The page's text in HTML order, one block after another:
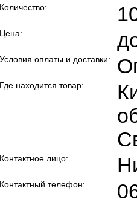
Количество:
Цена:
Условия оплаты и доставки:
Где находится товар:
Контактное лицо:
Контактный телефон: